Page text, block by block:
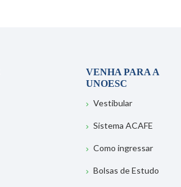
VENHA PARA A
UNOESC
Vestibular
Sistema ACAFE
Como ingressar
Bolsas de Estudo